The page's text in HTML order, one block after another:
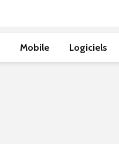
Mobile Logiciels